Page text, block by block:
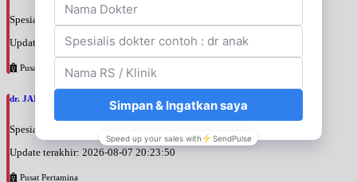
Spesialis: Paru
Update terakhir: 2026-08-07 20:25:58
Pusat Pertamina
dr. JANUAR HABIBI, SpP
Spesialis: Paru
Update terakhir: 2026-08-07 20:23:50
Pusat Pertamina